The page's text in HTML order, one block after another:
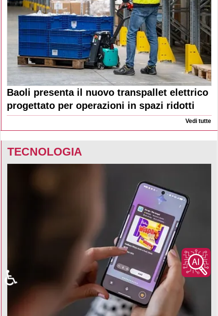
Baoli presenta il nuovo transpallet elettrico
progettato per operazioni in spazi ridotti
Vedi tutte
TECNOLOGIA